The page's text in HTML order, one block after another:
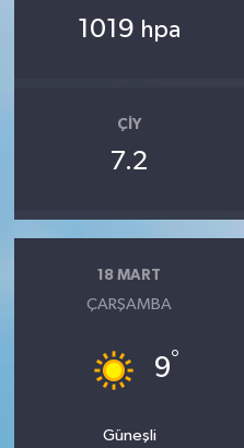
1019 hpa
ÇIY
7.2
18 MART
ÇARŞAMBA
9°
Güneşli